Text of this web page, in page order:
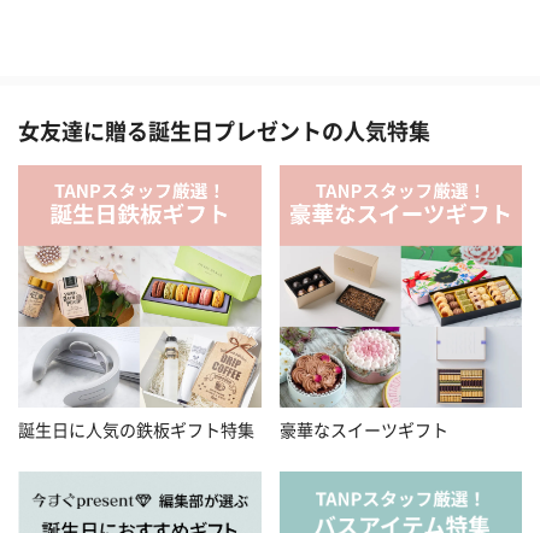
女友達に贈る誕生日プレゼントの人気特集
誕生日に人気の鉄板ギフト特集 豪華なスイーツギフト